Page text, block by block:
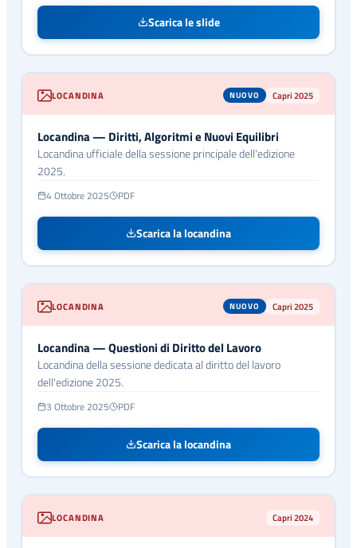
Scarica le slide
LOCANDINA NUOVO Capri 2025
Locandina — Diritti, Algoritmi e Nuovi Equilibri
Locandina ufficiale della sessione principale dell'edizione
2025.
4 Ottobre 2025 PDF
Scarica la locandina
LOCANDINA NUOVO Capri 2025
Locandina — Questioni di Diritto del Lavoro
Locandina della sessione dedicata al diritto del lavoro
dell'edizione 2025.
3 Ottobre 2025 PDF
Scarica la locandina
LOCANDINA Capri 2024